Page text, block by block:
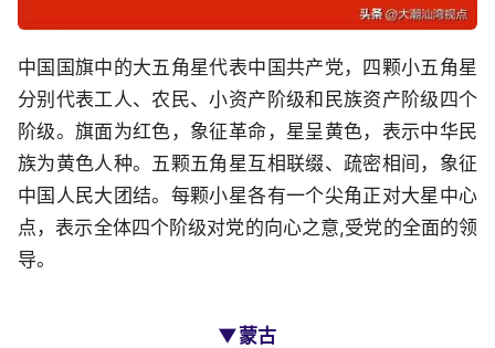
中国国旗中的大五角星代表中国共产党，四颗小五角星
分别代表工人、农民、小资产阶级和民族资产阶级四个
阶级。旗面为红色，象征革命，星呈黄色，表示中华民
族为黄色人种。五颗五角星互相联缀、疏密相间，象征
中国人民大团结。每颗小星各有一个尖角正对大星中心
点，表示全体四个阶级对党的向心之意,受党的全面的领
导。
▼蒙古